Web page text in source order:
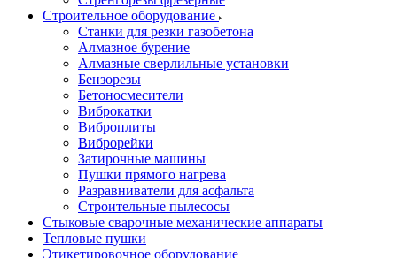
Строительное оборудование
Станки для резки газобетона
Алмазное бурение
Алмазные сверлильные установки
Бензорезы
Бетоносмесители
Виброкатки
Виброплиты
Виброрейки
Затирочные машины
Пушки прямого нагрева
Разравниватели для асфальта
Строительные пылесосы
Стыковые сварочные механические аппараты
Тепловые пушки
Этикетировочное оборудование